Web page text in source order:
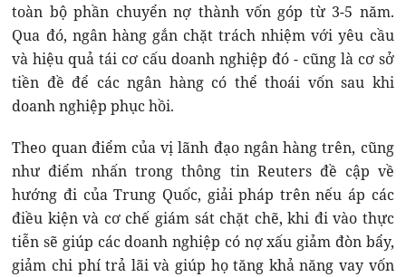
toàn bộ phần chuyển nợ thành vốn góp từ 3-5 năm.
Qua đó, ngân hàng gắn chặt trách nhiệm với yêu cầu
và hiệu quả tái cơ cấu doanh nghiệp đó - cũng là cơ sở
tiền đề để các ngân hàng có thể thoái vốn sau khi
doanh nghiệp phục hồi.
Theo quan điểm của vị lãnh đạo ngân hàng trên, cũng
như điểm nhấn trong thông tin Reuters đề cập về
hướng đi của Trung Quốc, giải pháp trên nếu áp các
điều kiện và cơ chế giám sát chặt chẽ, khi đi vào thực
tiễn sẽ giúp các doanh nghiệp có nợ xấu giảm đòn bẩy,
giảm chi phí trả lãi và giúp họ tăng khả năng vay vốn